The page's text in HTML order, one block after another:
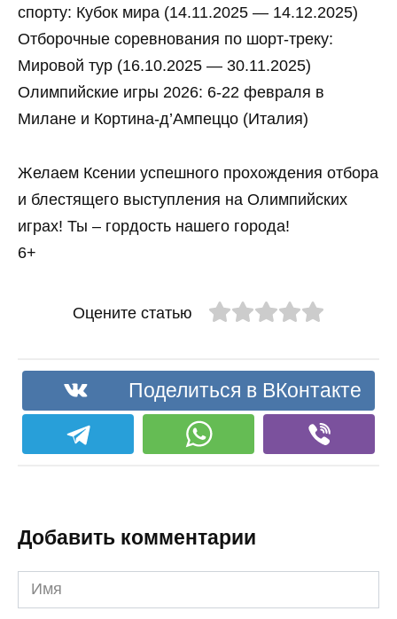
спорту: Кубок мира (14.11.2025 — 14.12.2025)
Отборочные соревнования по шорт-треку:
Мировой тур (16.10.2025 — 30.11.2025)
Олимпийские игры 2026: 6-22 февраля в
Милане и Кортина-д’Ампеццо (Италия)
Желаем Ксении успешного прохождения отбора
и блестящего выступления на Олимпийских
играх! Ты – гордость нашего города!
6+
Оцените статью
Поделиться в ВКонтакте
Добавить комментарии
Имя